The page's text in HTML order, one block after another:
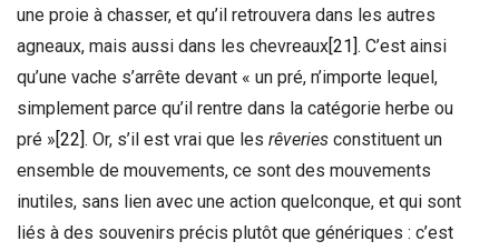
une proie à chasser, et qu’il retrouvera dans les autres
agneaux, mais aussi dans les chevreaux [21] . C’est ainsi
qu’une vache s’arrête devant « un pré, n’importe lequel,
simplement parce qu’il rentre dans la catégorie herbe ou
pré » [22] . Or, s’il est vrai que les rêveries constituent un
ensemble de mouvements, ce sont des mouvements
inutiles, sans lien avec une action quelconque, et qui sont
liés à des souvenirs précis plutôt que génériques : c’est